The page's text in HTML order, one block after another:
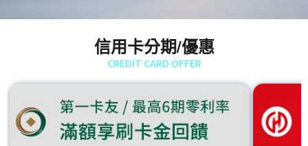
信用卡分期/優惠
CREDIT CARD OFFER